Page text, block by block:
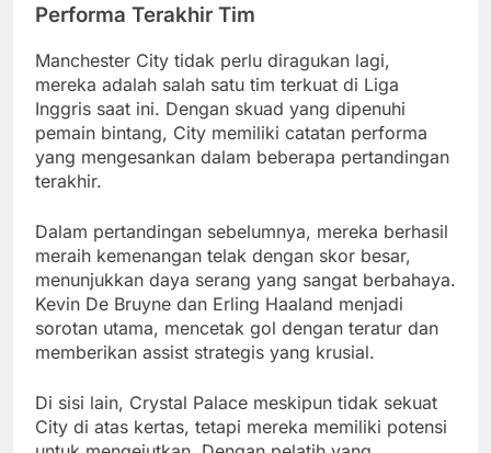
Performa Terakhir Tim
Manchester City tidak perlu diragukan lagi,
mereka adalah salah satu tim terkuat di Liga
Inggris saat ini. Dengan skuad yang dipenuhi
pemain bintang, City memiliki catatan performa
yang mengesankan dalam beberapa pertandingan
terakhir.
Dalam pertandingan sebelumnya, mereka berhasil
meraih kemenangan telak dengan skor besar,
menunjukkan daya serang yang sangat berbahaya.
Kevin De Bruyne dan Erling Haaland menjadi
sorotan utama, mencetak gol dengan teratur dan
memberikan assist strategis yang krusial.
Di sisi lain, Crystal Palace meskipun tidak sekuat
City di atas kertas, tetapi mereka memiliki potensi